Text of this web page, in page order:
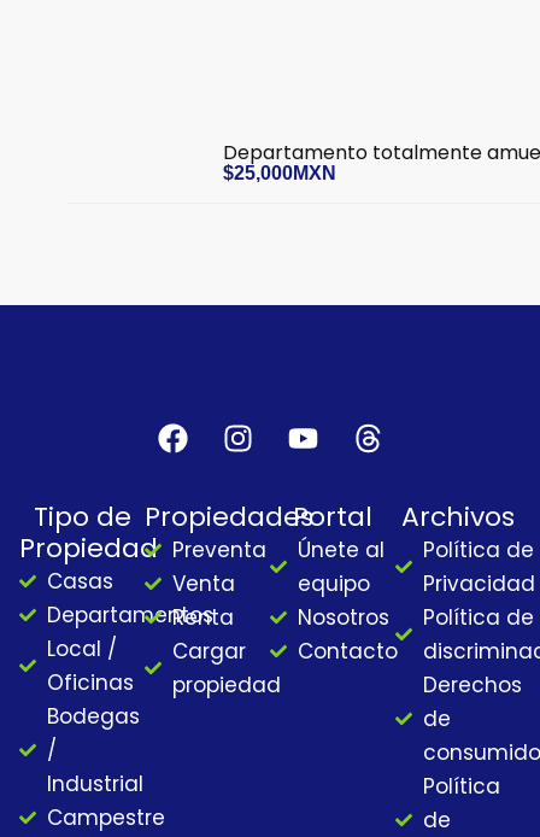
Departamento totalmente
$25,000MXN
F
a
e
b
o
o
k
I
s
t
a
a
m
Y
u
t
u
b
e
T
h
r
e
a
d
s
Tipo de
Propiedad
Casas
Departamentos
Local /
Oficinas
Bodegas
/
Industrial
Campestre
Propiedades
Preventa
Venta
Renta
Cargar
propiedad
Portal
Únete al
equipo
Nosotros
Contacto
Archivos
Política de
Privacidad
Política de
Derechos
de
Política
de